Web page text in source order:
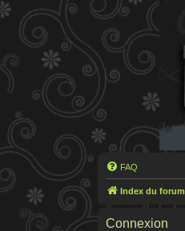
FAQ
Index du forum
Connexion